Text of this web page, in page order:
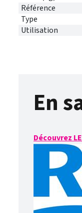
Référence
Type
Utilisation
En
Découvrez